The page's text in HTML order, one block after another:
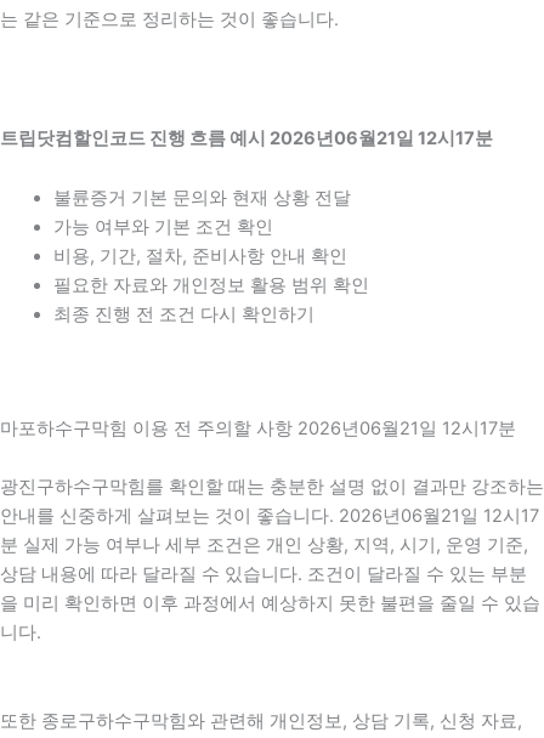
는 같은 기준으로 정리하는 것이 좋습니다.
트립닷컴할인코드 진행 흐름 예시 2026년06월21일 12시17분
불륜증거 기본 문의와 현재 상황 전달
가능 여부와 기본 조건 확인
비용, 기간, 절차, 준비사항 안내 확인
필요한 자료와 개인정보 활용 범위 확인
최종 진행 전 조건 다시 확인하기
마포하수구막힘 이용 전 주의할 사항 2026년06월21일 12시17분
광진구하수구막힘를 확인할 때는 충분한 설명 없이 결과만 강조하는
안내를 신중하게 살펴보는 것이 좋습니다. 2026년06월21일 12시17
분 실제 가능 여부나 세부 조건은 개인 상황, 지역, 시기, 운영 기준,
상담 내용에 따라 달라질 수 있습니다. 조건이 달라질 수 있는 부분
을 미리 확인하면 이후 과정에서 예상하지 못한 불편을 줄일 수 있습
니다.
또한 종로구하수구막힘와 관련해 개인정보, 상담 기록, 신청 자료,